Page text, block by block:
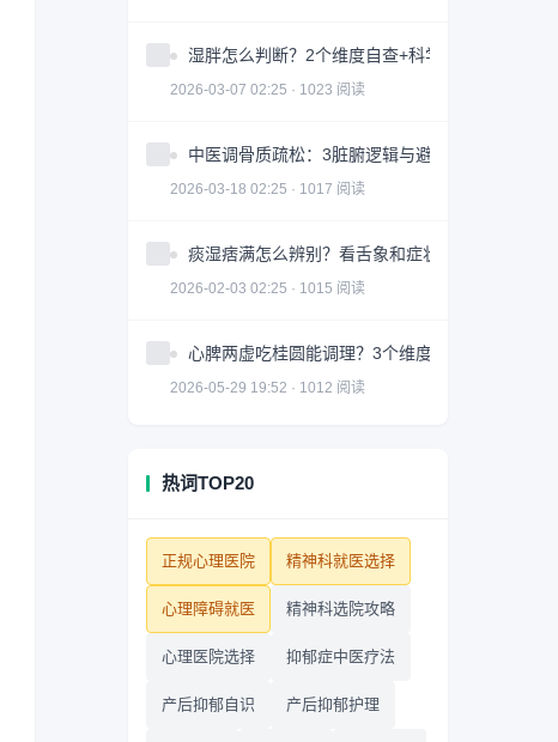
湿胖怎么判断？2个维度自查+科学调理指南
2026-03-07 02:25 · 1023 阅读
中医调骨质疏松：3脏腑逻辑与避坑指南｜科学护
2026-03-18 02:25 · 1017 阅读
痰湿痞满怎么辨别？看舌象和症状
2026-02-03 02:25 · 1015 阅读
心脾两虚吃桂圆能调理？3个维度帮你科学改善
2026-05-29 19:52 · 1012 阅读
热词TOP20
正规心理医院 精神科就医选择
心理障碍就医 精神科选院攻略
心理医院选择 抑郁症中医疗法
产后抑郁自识 产后抑郁护理